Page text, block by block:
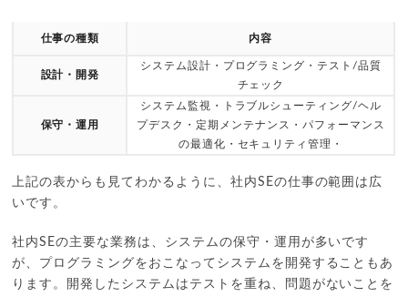
仕事の種類 内容
設計・開発
システム設計・プログラミング・テスト/品質
チェック
保守・運用
システム監視・トラブルシューティング/ヘル
プデスク・定期メンテナンス・パフォーマンス
の最適化・セキュリティ管理・
上記の表からも見てわかるように、社内SEの仕事の範囲は広
いです。
社内SEの主要な業務は、システムの保守・運用が多いです
が、プログラミングをおこなってシステムを開発することもあ
ります。開発したシステムはテストを重ね、問題がないことを